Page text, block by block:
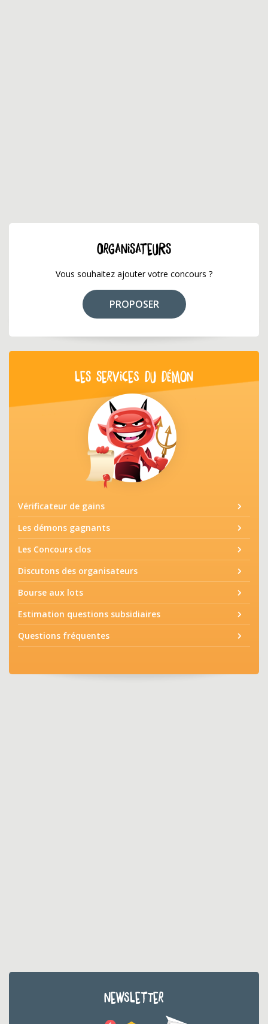
ORGANISATEURS
Vous souhaitez ajouter votre concours ?
PROPOSER
LES SERVICES DU DÉMON
Vérificateur de gains
Les démons gagnants
Les Concours clos
Discutons des organisateurs
Bourse aux lots
Estimation questions subsidiaires
Questions fréquentes
NEWSLETTER